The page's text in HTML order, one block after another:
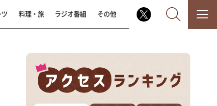
なるみ・岡村の過ぎるTV
料理・旅 ラジオ番組 その他